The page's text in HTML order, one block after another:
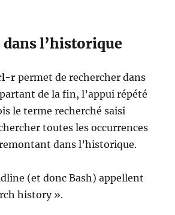
dans l’historique
r permet de rechercher dans
de la fin, l’appui répété
le terme recherché saisi
toutes les occurrences
dans l’historique.
(et donc Bash) appellent
history ».